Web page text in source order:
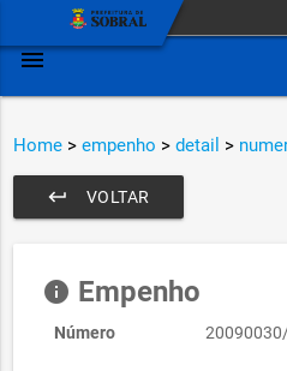
menu
Home > empenho > detail >
VOLTAR
keyboard_return
info Empenho
Número